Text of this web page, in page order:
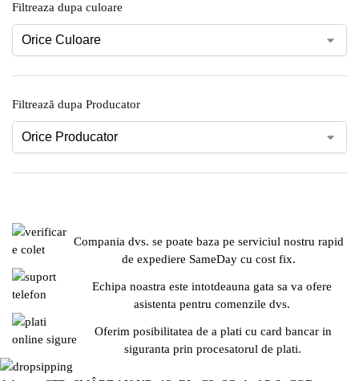
Filtreaza dupa culoare
Filtrează dupa Producator
Compania dvs. se poate baza pe serviciul nostru rapid
de expediere SameDay cu cost fix.
Echipa noastra este intotdeauna gata sa va ofere
asistenta pentru comenzile dvs.
Oferim posibilitatea de a plati cu card bancar in
siguranta prin procesatorul de plati.